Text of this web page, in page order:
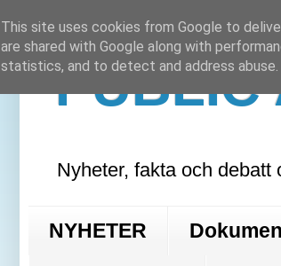
PUBLIC
Nyheter, fakta och debatt
NYHETER
This site uses cookies from Google to
are shared with Google along with
statistics, and to detect and address abuse.